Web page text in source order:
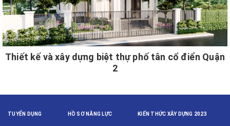
Thiết kế và xây dựng biệt thự phố tân cổ điển Quận
2
TUYỂN DỤNG HỒ SƠ NĂNG LỰC KIẾN THỨC XÂY DỰNG 2023